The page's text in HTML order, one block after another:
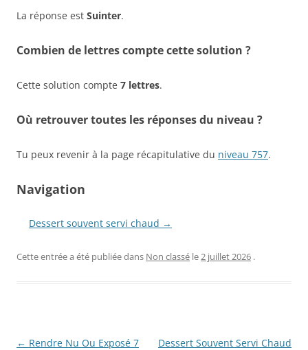
La réponse est Suinter.
Combien de lettres compte cette solution ?
Cette solution compte 7 lettres.
Où retrouver toutes les réponses du niveau ?
Tu peux revenir à la page récapitulative du niveau 757.
Navigation
Dessert souvent servi chaud →
Cette entrée a été publiée dans Non classé le2 juillet 2026 .
Navigation
← Rendre Nu Ou Exposé 7
Dessert Souvent Servi Chaud